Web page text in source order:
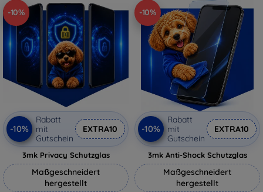
-10%
-10%
Rabatt
mit
Gutschein
EXTRA10
3mk Privacy Schutzglas
Maßgeschneidert
hergestellt
-10%
-10%
Rabatt
mit
Gutschein
EXTRA10
3mk Anti-Shock Schutzglas
Maßgeschneidert
hergestellt